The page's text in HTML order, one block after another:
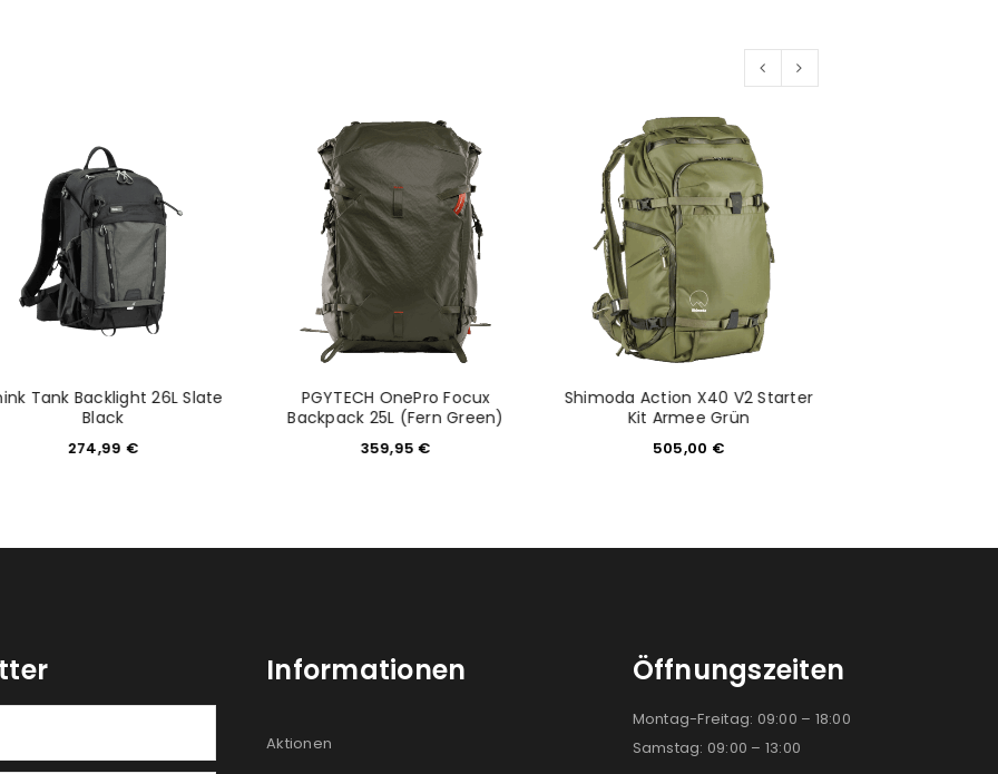
Tank Backlight 26L Slate
Black
274,99 €
PGYTECH OnePro Focux
Backpack 25L (Fern Green)
359,95€
Shimoda Action X40 V2 Starter
Kit Armee Grün
505,00 €
Informationen
Aktionen
Öffnungszeiten
Montag-Freitag: 09:00 – 18:00
Samstag: 09:00 – 13:00